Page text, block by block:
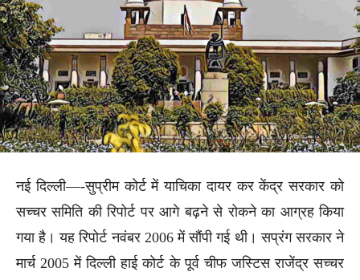
नई दिल्ली—-सुप्रीम कोर्ट में याचिका दायर कर केंद्र सरकार को
सच्चर समिति की रिपोर्ट पर आगे बढ़ने से रोकने का आग्रह किया
गया है। यह रिपोर्ट नवंबर 2006 में सौंपी गई थी। सप्रंग सरकार ने
मार्च 2005 में दिल्ली हाई कोर्ट के पूर्व चीफ जस्टिस राजेंद्र सच्चर